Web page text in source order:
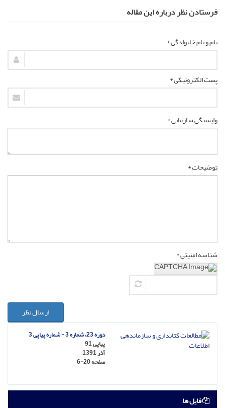
فرستادن نظر درباره این مقاله
نام و نام خانوادگی *
پست الکترونیکی *
وابستگی سازمانی *
توضیحات *
شناسه امنیتی *
ارسال نظر
دوره 23، شماره 3 - شماره پیاپی 3
پیاپی 91
آذر 1391
صفحه6-20
فایل ها